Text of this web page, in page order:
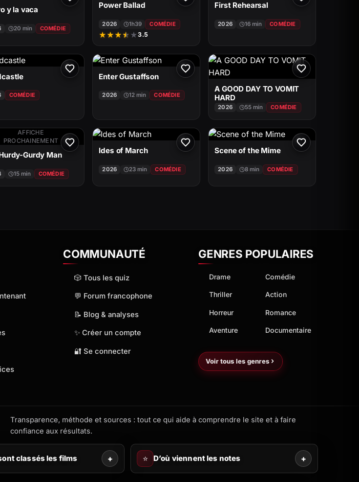
y la vaca
20 min COMÉDIE
Power Ballad
2026 1h39 COMÉDIE
★★★★ ★3.5
First Rehearsal
2026 16 min COMÉDIE
COMÉDIE
Enter Gustaffson
2026 12 min COMÉDIE
A GOOD DAY TO VOMIT
HARD
2026 55 min COMÉDIE
AFFICHE
PROCHAINEMENT
Gurdy Man
15 min COMÉDIE
Ides of March
2026 23 min COMÉDIE
Scene of the Mime
2026 8 min COMÉDIE
COMMUNAUTÉ
🎲 Tous les quiz
💬 Forum francophone
📝 Blog & analyses
✨ Créer un compte
🔐 Se connecter
GENRES POPULAIRES
Drame Comédie
Thriller Action
Horreur Romance
Aventure Documentaire
Voir tous les genres
Transparence, méthode et sources : tout ce qui aide à comprendre le site et à faire
confiance aux résultats.
classés les films + ⭐ D’où viennent les notes +